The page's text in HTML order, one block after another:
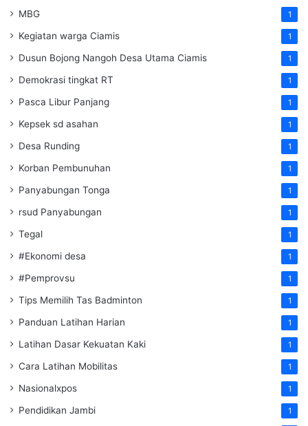
MBG 1
Kegiatan warga Ciamis 1
Dusun Bojong Nangoh Desa Utama Ciamis 1
Demokrasi tingkat RT 1
Pasca Libur Panjang 1
Kepsek sd asahan 1
Desa Runding 1
Korban Pembunuhan 1
Panyabungan Tonga 1
rsud Panyabungan 1
Tegal 1
#Ekonomi desa 1
#Pemprovsu 1
Tips Memilih Tas Badminton 1
Panduan Latihan Harian 1
Latihan Dasar Kekuatan Kaki 1
Cara Latihan Mobilitas 1
Nasionalxpos 1
Pendidikan Jambi 1